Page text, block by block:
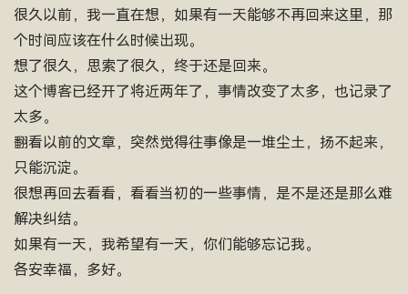
很久以前，我一直在想，如果有一天能够不再回来这里，那
个时间应该在什么时候出现。
想了很久，思索了很久，终于还是回来。
这个博客已经开了将近两年了，事情改变了太多，也记录了
太多。
翻看以前的文章，突然觉得往事像是一堆尘土，扬不起来，
只能沉淀。
很想再回去看看，看看当初的一些事情，是不是还是那么难
解决纠结。
如果有一天，我希望有一天，你们能够忘记我。
各安幸福，多好。